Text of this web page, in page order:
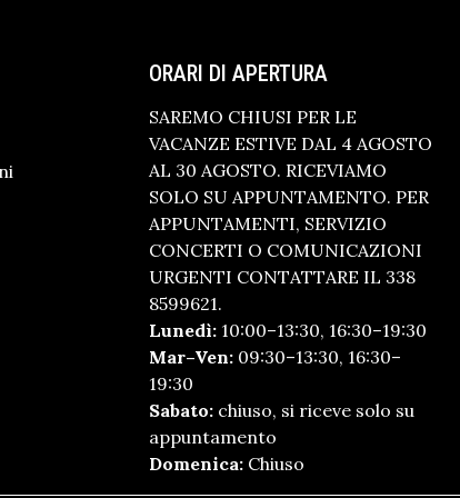
ORARI DI APERTURA
SAREMO CHIUSI PER LE
VACANZE ESTIVE DAL 4 AGOSTO
AL 30 AGOSTO. RICEVIAMO
SOLO SU APPUNTAMENTO. PER
APPUNTAMENTI, SERVIZIO
CONCERTI O COMUNICAZIONI
URGENTI CONTATTARE IL 338
8599621.
Lunedì: 10:00–13:30, 16:30–19:30
Mar–Ven: 09:30–13:30, 16:30–
19:30
Sabato: chiuso, si riceve solo su
appuntamento
Domenica: Chiuso